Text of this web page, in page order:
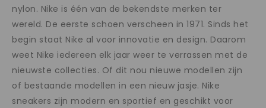
nylon. Nike is één van de bekendste merken ter
wereld. De eerste schoen verscheen in 1971. Sinds het
begin staat Nike al voor innovatie en design. Daarom
weet Nike iedereen elk jaar weer te verrassen met de
nieuwste collecties. Of dit nou nieuwe modellen zijn
of bestaande modellen in een nieuw jasje. Nike
sneakers zijn modern en sportief en geschikt voor